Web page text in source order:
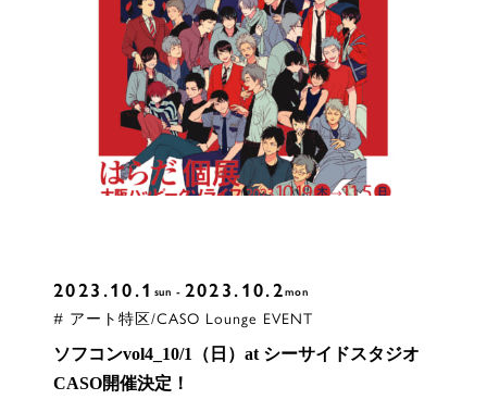
2023.10.1 sun 2023.10.2mon
# アート特区/CASO Lounge EVENT
ソフコンvol4_10/1（日）at シーサイドスタジオ
CASO開催決定！